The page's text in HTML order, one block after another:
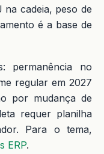
cadeia, peso de
é a base de
permanência no
regular em 2027
por mudança de
requer planilha
Para o tema,
ERP.